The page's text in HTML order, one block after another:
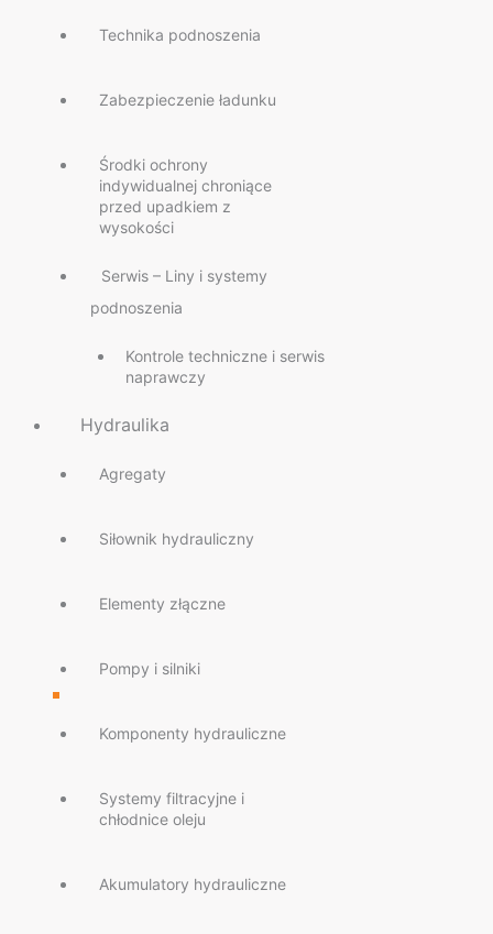
Technika podnoszenia
Zabezpieczenie ładunku
Środki ochrony
indywidualnej chroniące
przed upadkiem z
wysokości
Serwis – Liny i systemy
podnoszenia
Kontrole techniczne i serwis
naprawczy
Hydraulika
Agregaty
Siłownik hydrauliczny
Elementy złączne
Pompy i silniki
Komponenty hydrauliczne
Systemy filtracyjne i
chłodnice oleju
Akumulatory hydrauliczne